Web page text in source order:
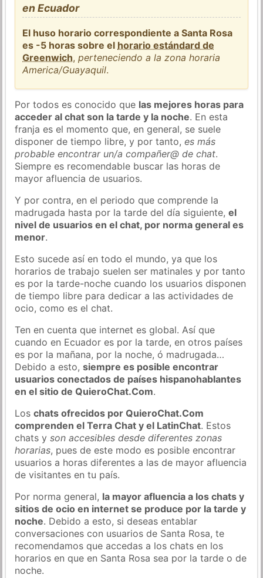
en Ecuador
El huso horario correspondiente a Santa Rosa
es -5 horas sobre el horario estándard de
Greenwich,perteneciendo a la zona horaria
America/Guayaquil.
Por todos es conocido que las mejores horas para
acceder al chat son la tarde y la noche. En esta
franja es el momento que, en general, se suele
disponer de tiempo libre, y por tanto,es más
probable encontrar un/a compañer@ de chat.
Siempre es recomendable buscar las horas de
mayor afluencia de usuarios.
Y por contra, en el periodo que comprende la
madrugada hasta por la tarde del día siguiente,el
nivel de usuarios en el chat, por norma general es
menor.
Esto sucede así en todo el mundo, ya que los
horarios de trabajo suelen ser matinales y por tanto
es por la tarde-noche cuando los usuarios disponen
de tiempo libre para dedicar a las actividades de
ocio, como es el chat.
Ten en cuenta que internet es global. Así que
cuando en Ecuador es por la tarde, en otros países
es por la mañana, por la noche, ó madrugada…
Debido a esto,siempre es posible encontrar
usuarios conectados de países hispanohablantes
en el sitio de QuieroChat.Com.
Loschats ofrecidos por QuieroChat.Com
comprenden el Terra Chat y el LatinChat. Estos
chats yson accesibles desde diferentes zonas
horarias, pues de este modo es posible encontrar
usuarios a horas diferentes a las de mayor afluencia
de visitantes en tu país.
Por norma general, la mayor afluencia a los chats y
sitios de ocio en internet se produce por la tarde y
noche. Debido a esto, si deseas entablar
conversaciones con usuarios de Santa Rosa, te
recomendamos que accedas a los chats en los
horarios en que en Santa Rosa sea por la tarde o de
noche.